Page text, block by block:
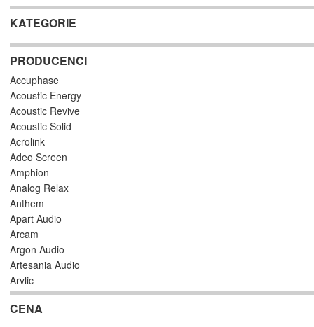
KATEGORIE
PRODUCENCI
Accuphase
Acoustic Energy
Acoustic Revive
Acoustic Solid
Acrolink
Adeo Screen
Amphion
Analog Relax
Anthem
Apart Audio
Arcam
Argon Audio
Artesania Audio
Arylic
Astell/Kern
Atlas
CENA